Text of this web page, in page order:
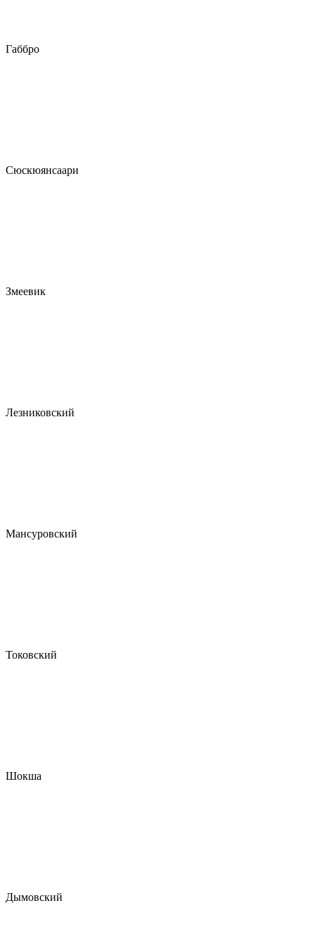
Габбро
Сюскюянсаари
Змеевик
Лезниковский
Мансуровский
Токовский
Шокша
Дымовский